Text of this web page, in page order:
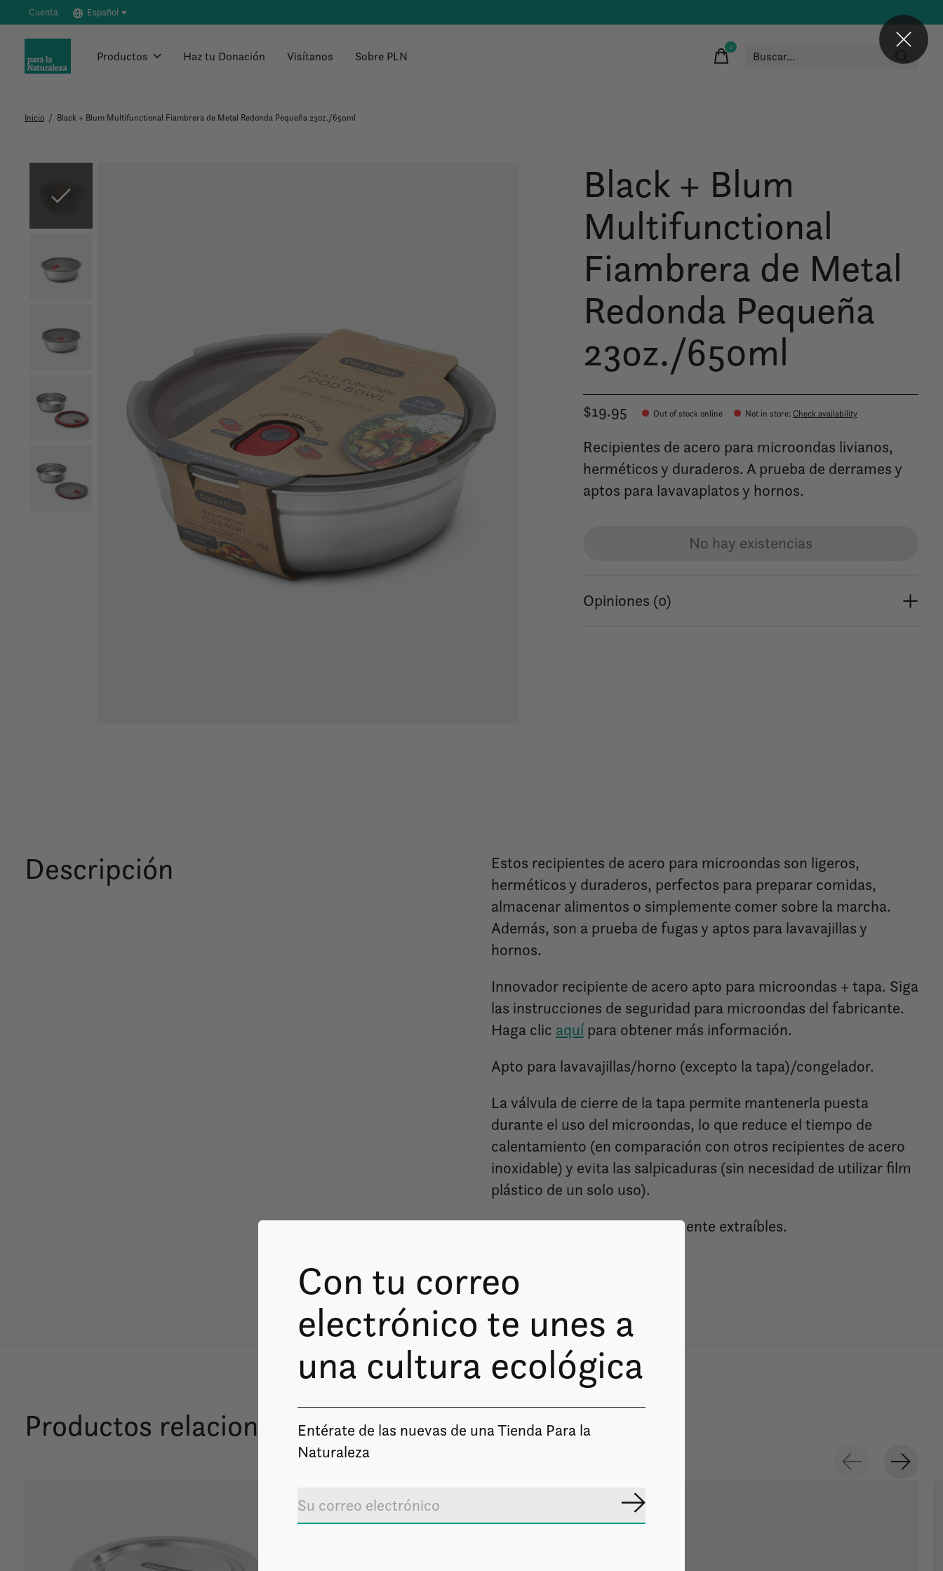
Cuenta Español
Productos Haz tu Donación Visítanos Sobre PLN
0items
Inicio / Black + Blum Multifunctional Fiambrera de Metal Redonda Pequeña 23oz./650ml
Black + Blum
Multifunctional
Fiambrera de Metal
Redonda Pequeña
23oz./650ml
$19.95 Out of stock online Not in store:Check availability
Recipientes de acero para microondas livianos,
herméticos y duraderos. A prueba de derrames y
aptos para lavavaplatos y hornos.
No hay existencias
Opiniones (0)
Descripción
Estos recipientes de acero para microondas son ligeros,
herméticos y duraderos, perfectos para preparar comidas,
almacenar alimentos o simplemente comer sobre la marcha.
Además, son a prueba de fugas y aptos para lavavajillas y
hornos.
Innovador recipiente de acero apto para microondas + tapa. Siga
las instrucciones de seguridad para microondas del fabricante.
Haga clic aquípara obtener más información.
Apto para lavavajillas/horno (excepto la tapa)/congelador.
La válvula de cierre de la tapa permite mantenerla puesta
durante el uso del microondas, lo que reduce el tiempo de
calentamiento (en comparación con otros recipientes de acero
inoxidable) y evita las salpicaduras (sin necesidad de utilizar film
plástico de un solo uso).
Fácil de limpiar: juntas totalmente extraíbles.
Productos relacionados
Con tu correo
electrónico te unes a
una cultura ecológica
Entérate de las nuevas de una Tienda Para la
Naturaleza
Suscribirse